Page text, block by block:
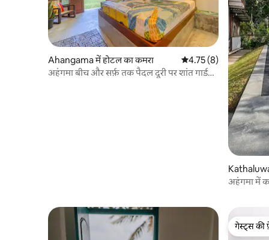
Ahangama में होटल का कमरा औसत रेटिंग 5 में से 4.75, 8
4.75 (8)
अहंगमा बीच और सर्फ़ तक पैदल दूरी पर शांत गार्डन
अहंगमा में
गेस्ट्स की
गेस्ट्स की